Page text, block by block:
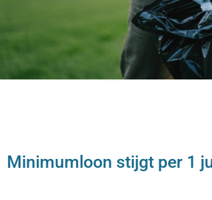
Minimumloon stijgt per 1